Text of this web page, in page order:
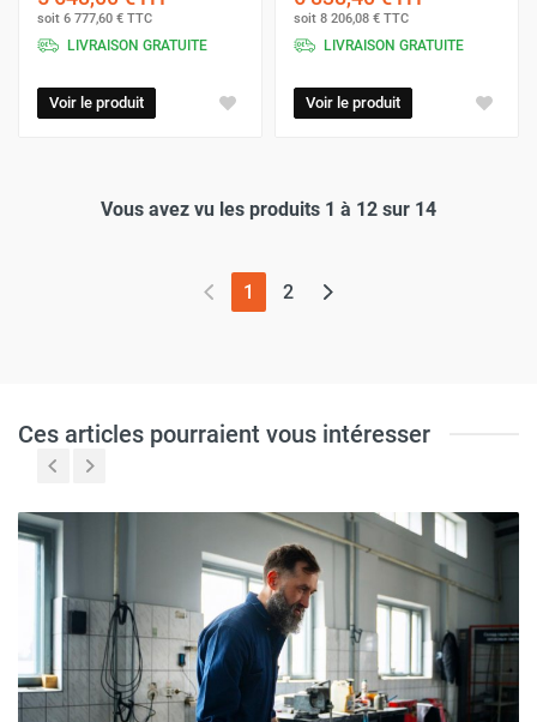
soit 6 777,60 € TTC
LIVRAISON GRATUITE
Voir le produit
soit 8 206,08 € TTC
LIVRAISON GRATUITE
Voir le produit
Vous avez vu les produits 1 à 12 sur 14
1 (page actuelle)
2
Ces articles pourraient vous intéresser